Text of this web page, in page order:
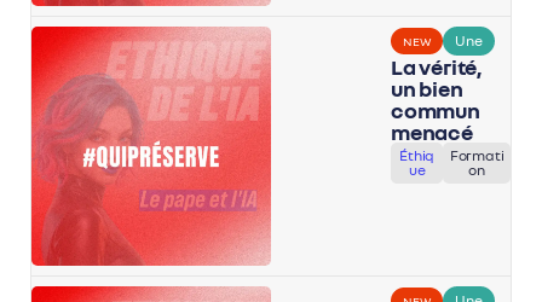
NEW Une
La vérité,
un bien
commun
menacé
Éthiq
ue
Formati
on